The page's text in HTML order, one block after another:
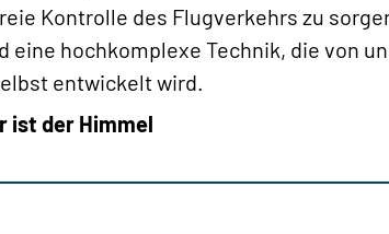
Kontrolle des Flugverkehrs zu
eine hochkomplexe Technik, die von
entwickelt wird.
ist der Himmel